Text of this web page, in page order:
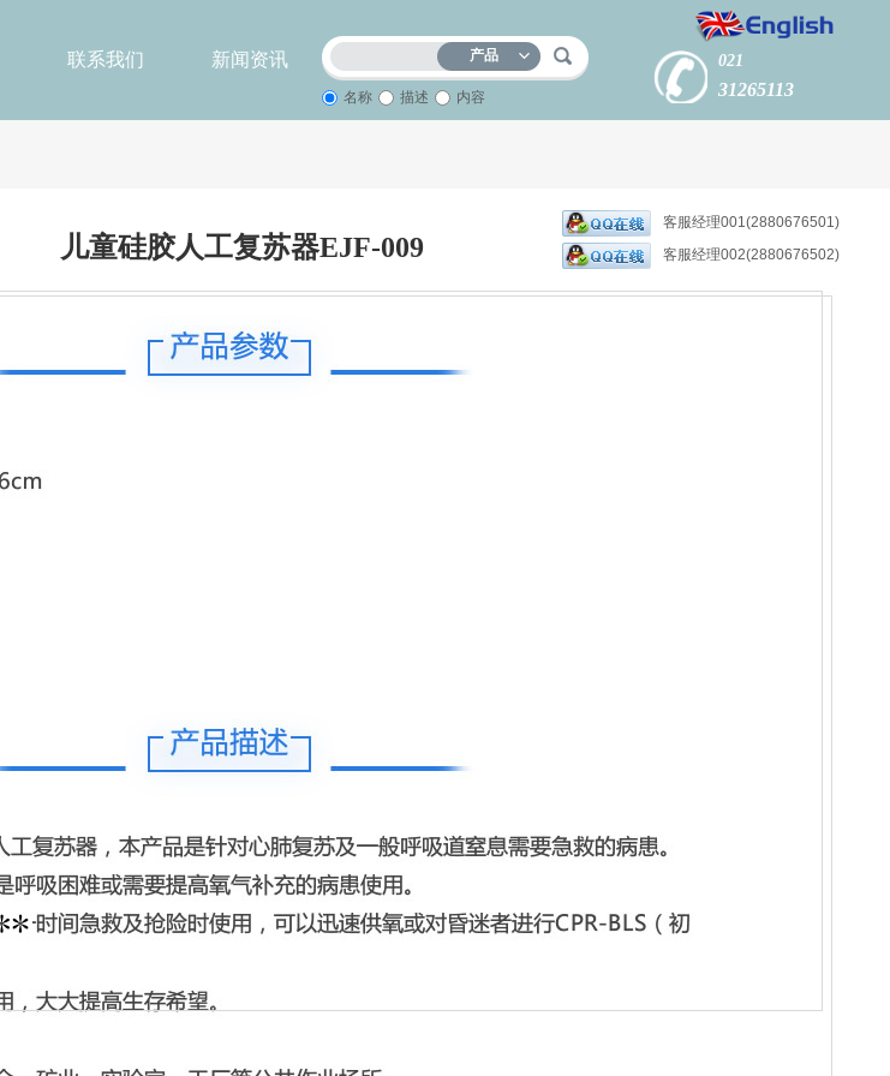
儿童硅胶人工复苏器EJF-009
客服经理001(2880676501)
客服经理002(2880676502)
产品
名称 描述 内容
021
31265113
联系我们 新闻资讯